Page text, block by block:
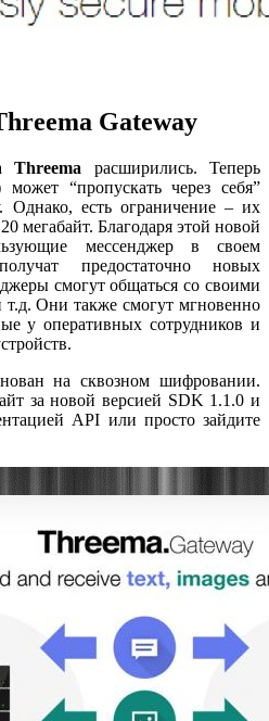
Gateway
Threema расширились. Теперь
может “пропускать через себя”
есть ограничение – их
мегабайт. Благодаря этой новой
мессенджер в своем
предостаточно новых
смогут общаться со своими
т.д. Они также смогут мгновенно
у оперативных сотрудников и
на сквозном шифровании.
за новой версией SDK 1.1.0 и
API или просто зайдите